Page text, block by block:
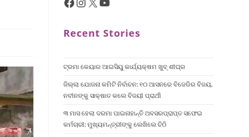
Recent Stories
ଟ୍ରମା କେୟାର ଆଇସିୟୁ କାର୍ଯ୍ୟକ୍ଷମ ଖୁବ୍ ଶୀଘ୍ର
ଜିଲ୍ଲା ଯୋଜନା କମିଟି ନିର୍ବାଚନ: ୧୦ ଆସନରେ ବିଜେଡିର ବିଜୟ,
ନବୀନଙ୍କୁ ସାକ୍ଷାତ କଲେ ବିଜୟୀ ପ୍ରାର୍ଥୀ
୩ ମାସ ହେଲା ଦରମା ପାଇନାହାନ୍ତି ଅବସରପ୍ରାପ୍ତ ସଫେଇ
କର୍ମଚାରୀ: ମୁଖ୍ୟମନ୍ତ୍ରୀଙ୍କୁ ଲେଖିଲେ ଚିଠି